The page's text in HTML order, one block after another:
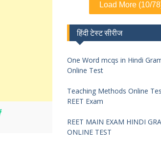
Load More (10/
हिंदी टेस्ट सीरीज
One Word mcqs in Hindi
Online Test
Teaching Methods Online
REET Exam
REET MAIN EXAM HINDI
ONLINE TEST